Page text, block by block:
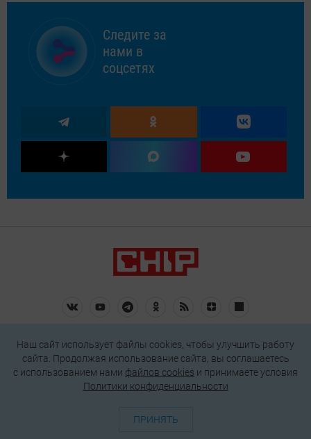
Следите за
нами в
соцсетях
Пользовательское соглашение
Политика конфиденциальности
Подписаться на рассылку
© 2026 АО «БКМ», ОГРН 1027739494584, ИНН 7705056238
Наш сайт использует файлы cookies, чтобы улучшить работу
сайта. Продолжая использование сайта, вы соглашаетесь
c использованием нами файлов cookies и принимаете условия
Политики конфиденциальности
ПРИНЯТЬ